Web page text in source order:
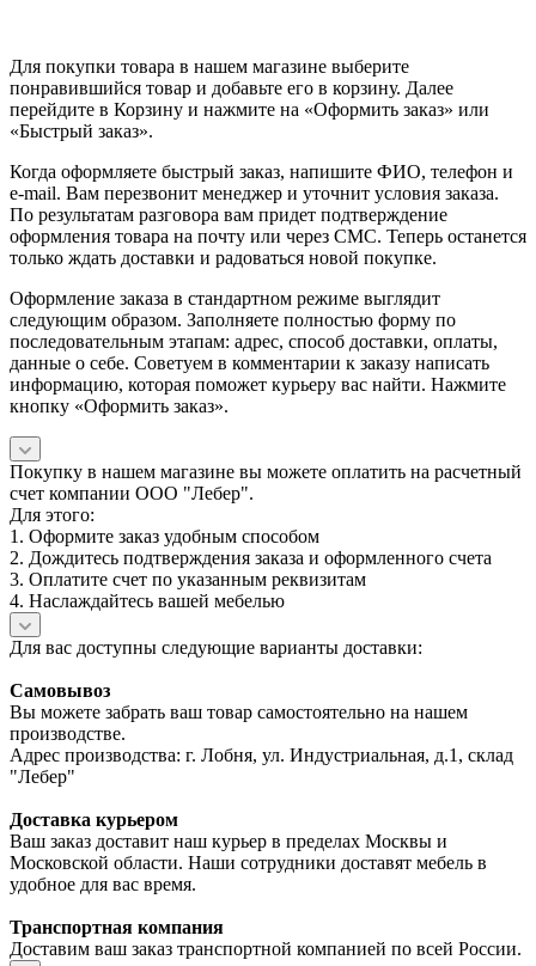
Для покупки товара в нашем магазине выберите
понравившийся товар и добавьте его в корзину. Далее
перейдите в Корзину и нажмите на «Оформить заказ» или
«Быстрый заказ».
Когда оформляете быстрый заказ, напишите ФИО, телефон и
e-mail. Вам перезвонит менеджер и уточнит условия заказа.
По результатам разговора вам придет подтверждение
оформления товара на почту или через СМС. Теперь останется
только ждать доставки и радоваться новой покупке.
Оформление заказа в стандартном режиме выглядит
следующим образом. Заполняете полностью форму по
последовательным этапам: адрес, способ доставки, оплаты,
данные о себе. Советуем в комментарии к заказу написать
информацию, которая поможет курьеру вас найти. Нажмите
кнопку «Оформить заказ».
Покупку в нашем магазине вы можете оплатить на расчетный
счет компании ООО "Лебер".
Для этого:
1. Оформите заказ удобным способом
2. Дождитесь подтверждения заказа и оформленного счета
3. Оплатите счет по указанным реквизитам
4. Наслаждайтесь вашей мебелью
Для вас доступны следующие варианты доставки:
Самовывоз
Вы можете забрать ваш товар самостоятельно на нашем
производстве.
Адрес производства: г. Лобня, ул. Индустриальная, д.1, склад
"Лебер"
Доставка курьером
Ваш заказ доставит наш курьер в пределах Москвы и
Московской области. Наши сотрудники доставят мебель в
удобное для вас время.
Транспортная компания
Доставим ваш заказ транспортной компанией по всей России.